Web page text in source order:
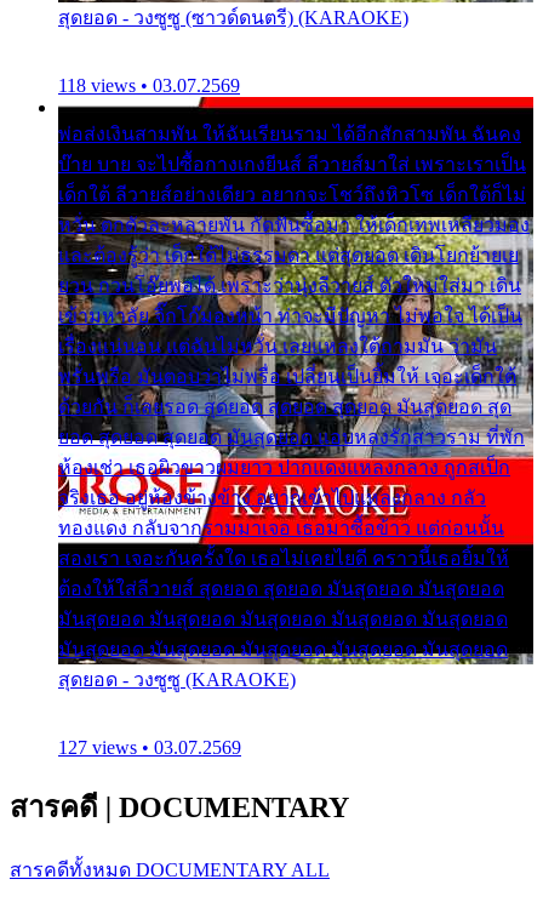
สุดยอด - วงซูซู (ซาวด์ดนตรี) (KARAOKE)
118 views • 03.07.2569
พ่อส่งเงินสามพัน ให้ฉันเรียนราม ได้อีกสักสามพัน ฉันคง
บ๊าย บาย จะไปซื้อกางเกงยีนส์ ลีวายส์มาใส่ เพราะเราเป็น
เด็กใต้ ลีวายส์อย่างเดียว อยากจะโชว์ถึงหิวโซ เด็กใต้ก็ไม่
หวั่น ตกตัวละหลายพัน กัดฟันซื้อมา ให้เด็กเทพเหลียวมอง
และต้องรู้ว่า เด็กใต้ไม่ธรรมดา แต่สุดยอด เดินโยกย้ายเย
ยวน กวนโอ๊ยพอได้ เพราะว่านุ่งลีวายส์ ตัวใหม่ใส่มา เดิน
เข้ามหาลัย จิ๊กโก๊มองหน้า ท่าจะมีปัญหา ไม่พอใจ ได้เป็น
เรื่องแน่นอน แต่ฉันไม่หวั่น เลยแหลงใต้ถามมัน ว่ามัน
พรั่นพรือ มันตอบว่าไม่พรื่อ เปลี่ยนเป็นยิ้มให้ เจอะเด็กใต้
ด้วยกัน ก็เลยรอด สุดยอด สุดยอด สุดยอด มันสุดยอด สุด
ยอด สุดยอด สุดยอด มันสุดยอด แอบหลงรักสาวราม ที่พัก
ห้องเช่า เธอผิวขาวผมยาว ปากแดงแหลงกลาง ถูกสเป็ก
จริงเธอ อยู่ห้องข้างข้าง อยากเข้าไปแหลงกลาง กลัว
ทองแดง กลับจากรามมาเจอ เธอมาซื้อข้าว แต่ก่อนนั้น
สองเรา เจอะกันครั้งใด เธอไม่เคยไยดี คราวนี้เธอยิ้มให้
ต้องให้ใส่ลีวายส์ สุดยอด สุดยอด มันสุดยอด มันสุดยอด
มันสุดยอด มันสุดยอด มันสุดยอด มันสุดยอด มันสุดยอด
มันสุดยอด มันสุดยอด มันสุดยอด มันสุดยอด มันสุดยอด
สุดยอด - วงซูซู (KARAOKE)
127 views • 03.07.2569
สารคดี | DOCUMENTARY
สารคดีทั้งหมด DOCUMENTARY ALL